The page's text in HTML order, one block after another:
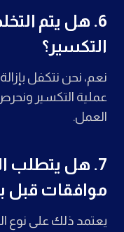
6. هل يتم
التكسير؟
نعم، نحن نتكفل
عملية التكسير
العمل.
7. هل يتطلب
موافقات قبل
يعتمد ذلك على نوع